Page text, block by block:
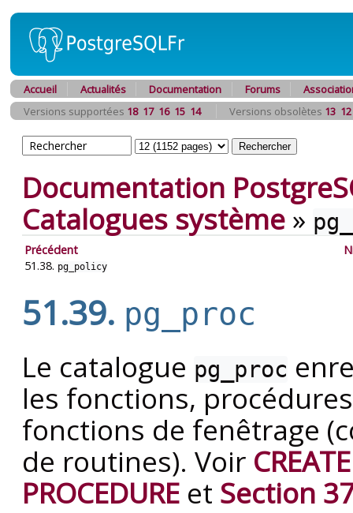
Accueil Actualités Documentation Forums
Versions supportées 18 17 16 15 14 Versions obsolètes 13 12
Documentation
Catalogues système »
Précédent
51.38. pg_policy
51.39. pg_proc
Le catalogue pg_proc
les fonctions,
fonctions de fenêtrage
de routines). Voir
PROCEDURE et Section